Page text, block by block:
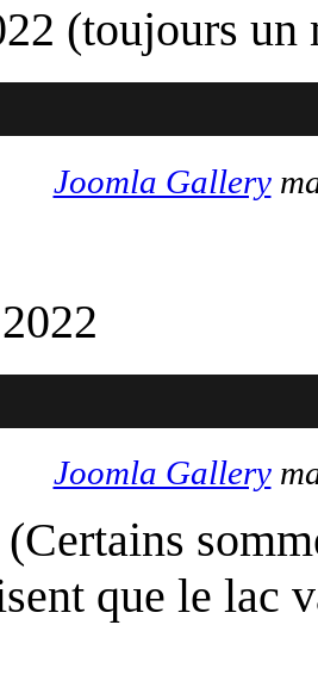
(toujours un
Joomla Gallery
Joomla Gallery
que le lac